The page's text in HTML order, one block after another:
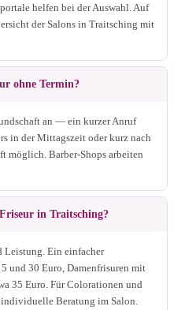
helfen bei der Auswahl. Auf
der Salons in Traitsching mit
ohne Termin?
an — ein kurzer Anruf
in der Mittagszeit oder kurz nach
möglich. Barber-Shops arbeiten
in Traitsching?
Leistung. Ein einfacher
und 30 Euro, Damenfrisuren mit
35 Euro. Für Colorationen und
Beratung im Salon.